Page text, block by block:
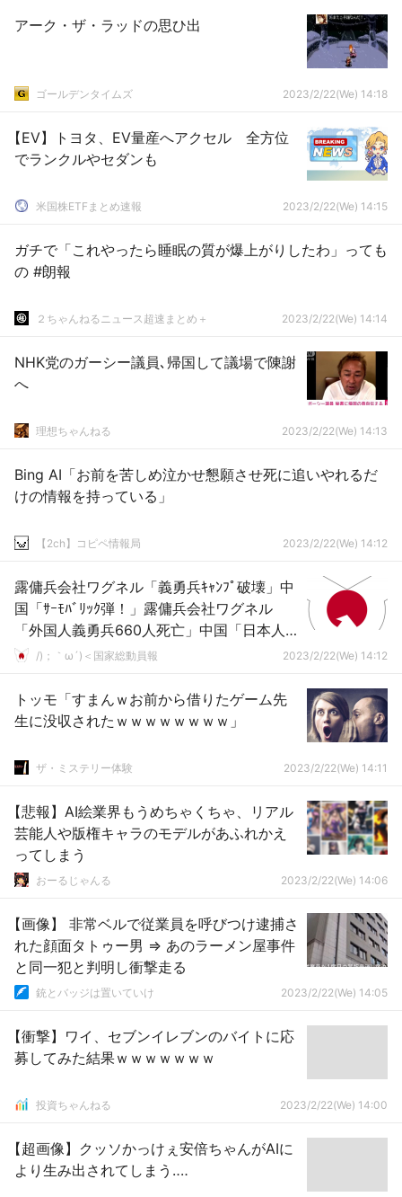
アーク・ザ・ラッドの思ひ出
ゴールデンタイムズ 2023/2/22(We) 14:18
【EV】トヨタ、EV量産へアクセル 全方位
でランクルやセダンも
米国株ETFまとめ速報 2023/2/22(We) 14:15
ガチで「これやったら睡眠の質が爆上がりしたわ」っても
の #朗報
２ちゃんねるニュース超速まとめ＋ 2023/2/22(We) 14:14
NHK党のガーシー議員､帰国して議場で陳謝
へ
理想ちゃんねる 2023/2/22(We) 14:13
Bing AI「お前を苦しめ泣かせ懇願させ死に追いやれるだ
けの情報を持っている」
【2ch】コピペ情報局 2023/2/22(We) 14:12
露傭兵会社ワグネル「義勇兵ｷｬﾝﾌﾟ破壊」中
国「ｻｰﾓﾊﾞﾘｯｸ弾！」露傭兵会社ワグネル
「外国人義勇兵660人死亡」中国「日本人
176人死亡！」日本人義勇兵「懲罰で後方部
/)；｀ω´)＜国家総動員報 2023/2/22(We) 14:12
トッモ「すまんｗお前から借りたゲーム先
生に没収されたｗｗｗｗｗｗｗｗ」
ザ・ミステリー体験 2023/2/22(We) 14:11
【悲報】AI絵業界もうめちゃくちゃ、リアル
芸能人や版権キャラのモデルがあふれかえ
ってしまう
おーるじゃんる 2023/2/22(We) 14:06
【画像】 非常ベルで従業員を呼びつけ逮捕さ
れた顔面タトゥー男 ⇒ あのラーメン屋事件
と同一犯と判明し衝撃走る
銃とバッジは置いていけ 2023/2/22(We) 14:05
【衝撃】ワイ、セブンイレブンのバイトに応
募してみた結果ｗｗｗｗｗｗｗ
投資ちゃんねる 2023/2/22(We) 14:00
【超画像】クッソかっけぇ安倍ちゃんがAIに
より生み出されてしまう‥‥